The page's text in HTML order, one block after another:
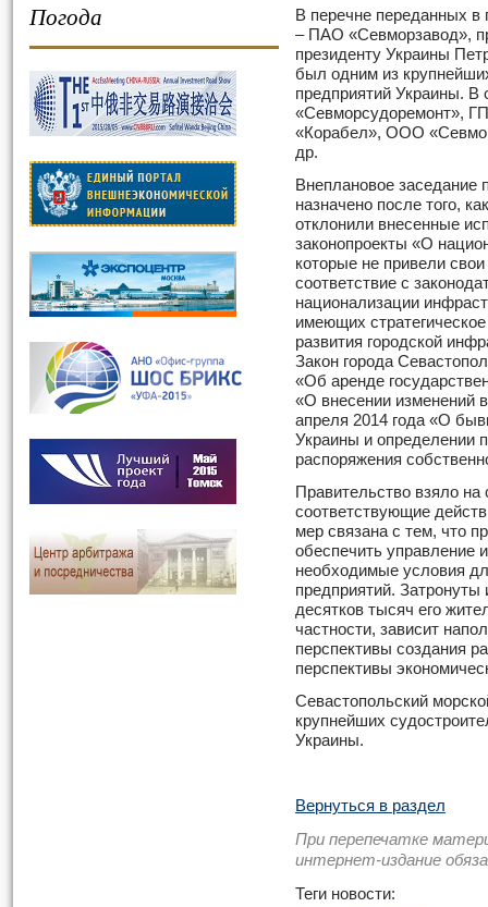
Погода
В перечне переданных в
– ПАО «Севморзавод»,
президенту Украины
был одним из
предприятий Украины.
«Севморсудоремонт»,
«Корабел», ООО
др.
Внеплановое заседание
назначено после того,
отклонили внесенные
законопроекты «О
которые не привели
соответствие с
национализации
имеющих
развития городской
Закон города
«Об аренде
«О внесении изменений
апреля 2014 года «О
Украины и определении
распоряжения
Правительство взяло на
соответствующие
мер связана с тем, что
обеспечить управление
необходимые условия
предприятий. Затронуты
десятков тысяч его
частности, зависит
перспективы создания
перспективы
Севастопольский
крупнейших
Украины.
Вернуться в раздел
При перепечатке
интернет-издание
Теги новости: